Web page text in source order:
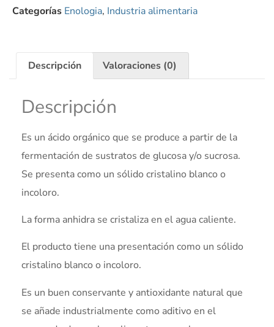
Categorías Enologia, Industria alimentaria
Descripción Valoraciones (0)
Descripción
Es un ácido orgánico que se produce a partir de la
fermentación de sustratos de glucosa y/o sucrosa.
Se presenta como un sólido cristalino blanco o
incoloro.
La forma anhidra se cristaliza en el agua caliente.
El producto tiene una presentación como un sólido
cristalino blanco o incoloro.
Es un buen conservante y antioxidante natural que
se añade industrialmente como aditivo en el